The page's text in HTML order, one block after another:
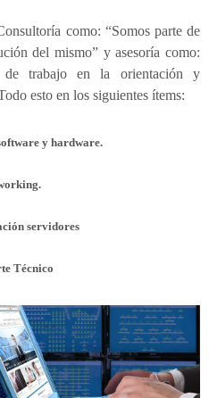
como: “Somos parte de
del mismo” y asesoría como:
trabajo en la orientación y
esto en los siguientes ítems:
y hardware.
servidores
Técnico